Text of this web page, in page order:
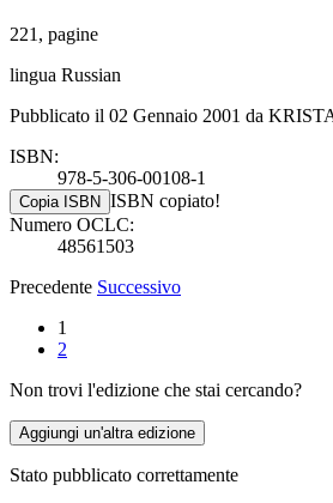
221, pagine
lingua Russian
Pubblicato il 02 Gennaio 2001 da
ISBN:
978-5-306-00108-1
Copia ISBN ISBN copiato!
Numero OCLC:
48561503
Precedente Successivo
1
2
Non trovi l'edizione che stai cercando?
Aggiungi un'altra edizione
Stato pubblicato correttamente